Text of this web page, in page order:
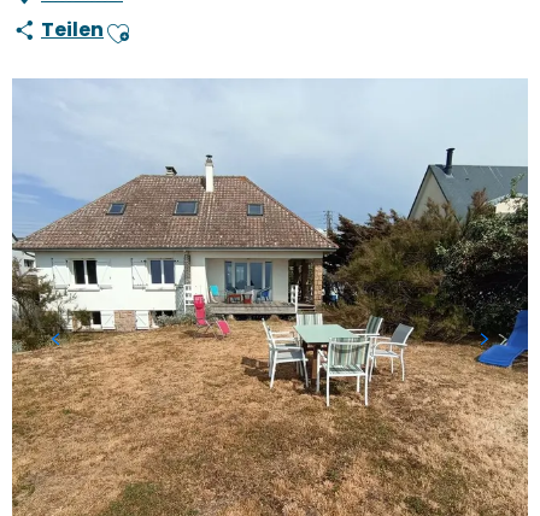
TeilenAjouter aux favoris